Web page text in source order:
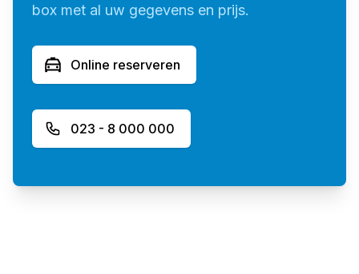
box met al uw gegevens en prijs.
Online reserveren
023 - 8 000 000